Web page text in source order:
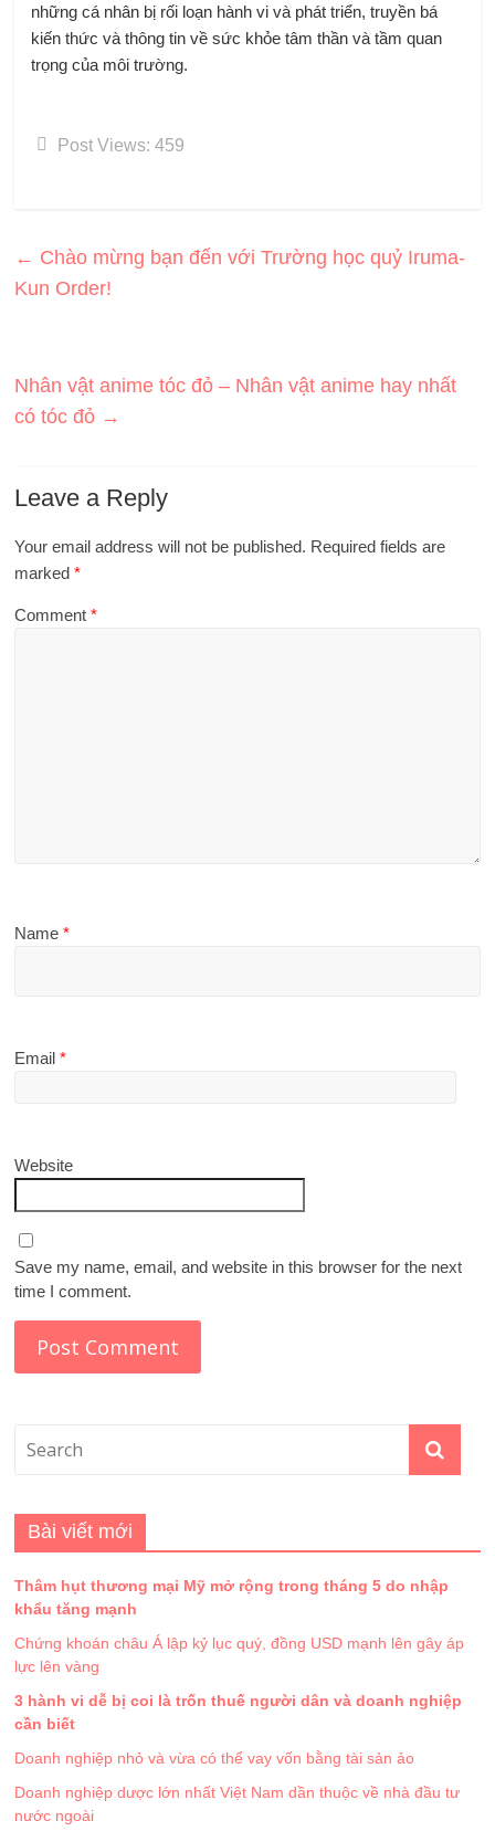
những cá nhân bị rối loạn hành vi và phát triển, truyền bá
kiến ​​thức và thông tin về sức khỏe tâm thần và tầm quan
trọng của môi trường.
Post Views: 459
← Chào mừng bạn đến với Trường học quỷ Iruma-
Kun Order!
Nhân vật anime tóc đỏ – Nhân vật anime hay nhất
có tóc đỏ →
Leave a Reply
Your email address will not be published. Required fields are
marked*
Comment*
Name*
Email*
Website
Save my name, email, and website in this browser for the next
time I comment.
Bài viết mới
Thâm hụt thương mại Mỹ mở rộng trong tháng 5 do nhập
khẩu tăng mạnh
Chứng khoán châu Á lập kỷ lục quý, đồng USD mạnh lên gây áp
lực lên vàng
3 hành vi dễ bị coi là trốn thuế người dân và doanh nghiệp
cần biết
Doanh nghiệp nhỏ và vừa có thể vay vốn bằng tài sản ảo
Doanh nghiệp dược lớn nhất Việt Nam dần thuộc về nhà đầu tư
nước ngoài